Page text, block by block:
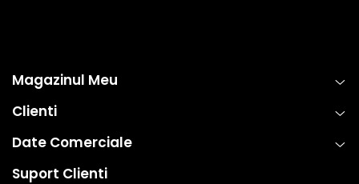
Magazinul Meu
Clienti
Date Comerciale
Suport Clienti